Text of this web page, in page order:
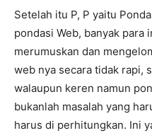
Setelah itu P, P yaitu
pondasi Web, banyak para
merumuskan dan
web nya secara tidak rapi,
walaupun keren namun
bukanlah masalah yang
harus di perhitungkan. Ini